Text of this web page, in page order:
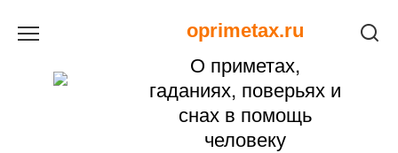
oprimetax.ru
О приметах,
гаданиях, поверьях и
снах в помощь
человеку